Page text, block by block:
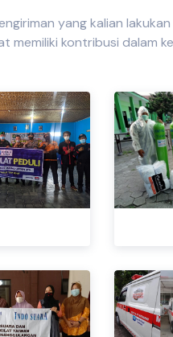
yang kalian
memiliki kontribusi dalam